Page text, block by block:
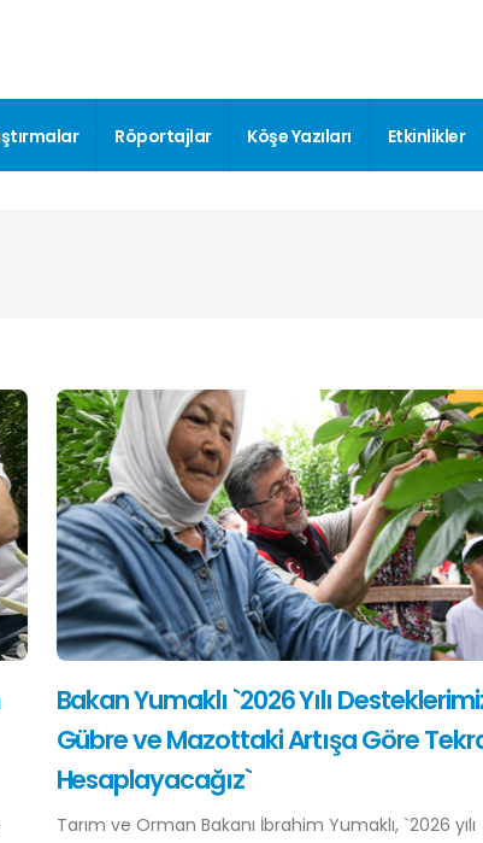
Röportajlar Köşe Yazıları Etkinlikler
Bakan Yumaklı `2026 Yılı
Gübre ve Mazottaki Artışa Göre
Hesaplayacağız`
Tarım ve Orman Bakanı İbrahim Yumaklı, `2026 yılı